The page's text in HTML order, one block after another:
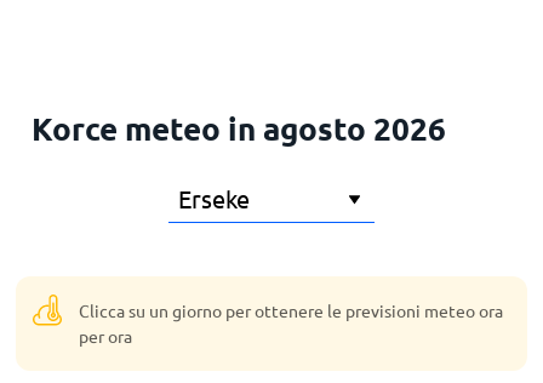
Korce meteo in agosto 2026
Clicca su un giorno per ottenere le previsioni meteo ora
per ora